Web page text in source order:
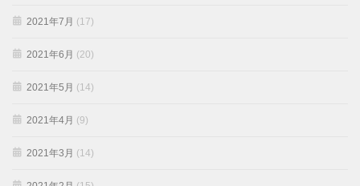
2021年7月 (17)
2021年6月 (20)
2021年5月 (14)
2021年4月 (9)
2021年3月 (14)